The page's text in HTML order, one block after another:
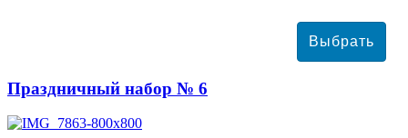
Праздничный набор № 6